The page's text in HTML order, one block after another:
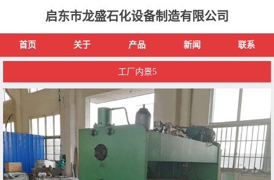
启东市龙盛石化设备制造有限公司
首页 关于 产品 新闻 联系
工厂内景5